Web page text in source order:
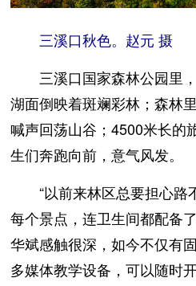
三溪口秋色。赵元 摄
三溪口国家森林公园里
湖面倒映着斑斓彩林；森林
喊声回荡山谷；4500米长的
生们奔跑向前，意气风发。
“以前来林区总要担心
每个景点，连卫生间都配备
华斌感触很深，如今不仅有
多媒体教学设备，可以随时